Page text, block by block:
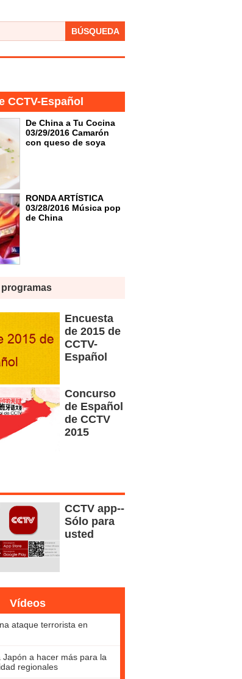
BÚSQUEDA
CCTV-Español
De China a Tu Cocina
03/29/2016 Camarón
con queso de soya
RONDA ARTÍSTICA
03/28/2016 Música pop
de China
programas
Encuesta
de 2015 de
CCTV-
Español
Concurso
de Español
de CCTV
2015
CCTV app--
Sólo para
usted
Vídeos
ataque terrorista en
Japón a hacer más para la
regionales